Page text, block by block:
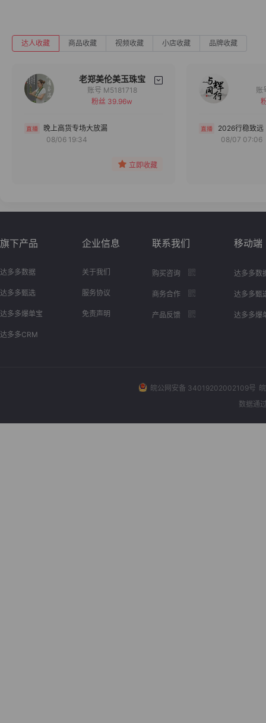
达人收藏 商品收藏 视频收藏 小店收藏 品牌收藏
老郑美伦美玉珠宝
备注
分组
账号 M5181718
粉丝 39.96w
晚上高货专场大放漏
08/06 19:34
立即收藏
2026行稳致远
08/07 07:06
旗下产品
达多多数据
达多多甄选
达多多爆单宝
达多多CRM
企业信息
关于我们
服务协议
免责声明
联系我们
购买咨询
商务合作
产品反馈
移动端
达多多数
达多多甄
达多多爆
皖公网安备 34019202002109号
数据通